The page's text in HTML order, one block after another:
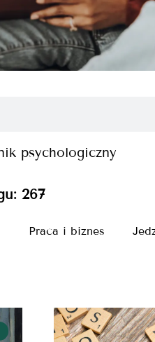
psychologiczny
267
Praca i biznes